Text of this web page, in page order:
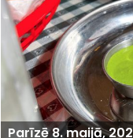
Parīzē 8. maijā,